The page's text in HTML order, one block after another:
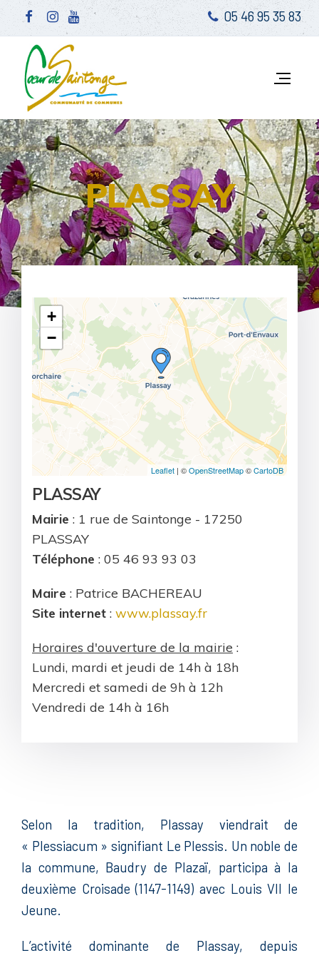
05 46 95 35 83
PLASSAY
+
−
Leaflet | ©OpenStreetMap©CartoDB
PLASSAY
Mairie : 1 rue de Saintonge - 17250
PLASSAY
Téléphone : 05 46 93 93 03
Maire : Patrice BACHEREAU
Site internet : www.plassay.fr
Horaires d'ouverture de la mairie :
Lundi, mardi et jeudi de 14h à 18h
Mercredi et samedi de 9h à 12h
Vendredi de 14h à 16h
Selon la tradition, Plassay viendrait de
« Plessiacum » signifiant Le Plessis. Un noble de
la commune, Baudry de Plazaï, participa à la
deuxième Croisade (1147-1149) avec Louis VII le
Jeune.
L’activité dominante de Plassay, depuis